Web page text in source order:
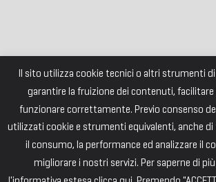
Il sito utilizza cookie tecnici o altri strumenti
garantire la fruizione dei contenuti, facilitare
funzionare correttamente. Previo consenso
utilizzati cookie e strumenti equivalenti, anche
il consumo, la performance ed analizzare il
migliorare i nostri servizi. Per saperne di